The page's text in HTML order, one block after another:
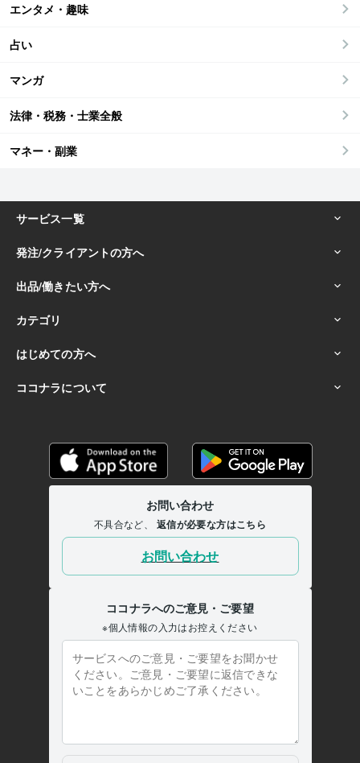
エンタメ・趣味
占い
マンガ
法律・税務・士業全般
マネー・副業